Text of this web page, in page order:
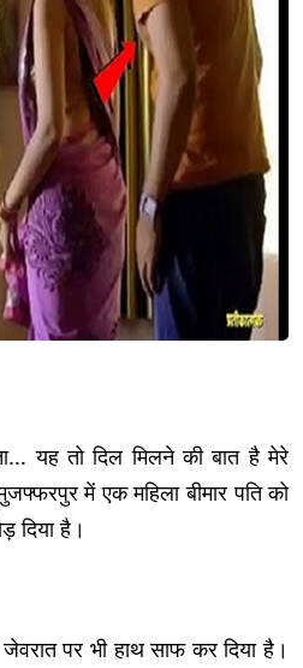
यह तो दिल मिलने की बात है मेरे
में एक महिला बीमार पति को
दिया है।
पर भी हाथ साफ कर दिया है।